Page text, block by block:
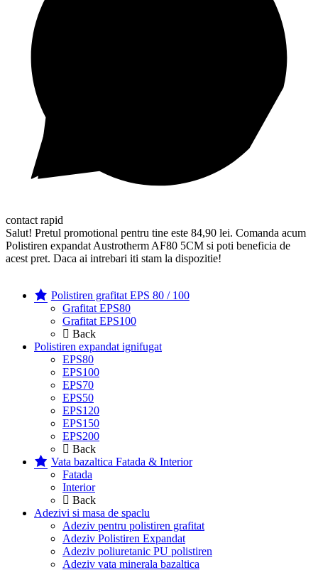
contact rapid
Salut! Pretul promotional pentru tine este 84,90 lei. Comanda acum
Polistiren expandat Austrotherm AF80 5CM si poti beneficia de
acest pret. Daca ai intrebari iti stam la dispozitie!
Polistiren grafitat EPS 80 / 100
Grafitat EPS80
Grafitat EPS100
Back
Polistiren expandat ignifugat
EPS80
EPS100
EPS70
EPS50
EPS120
EPS150
EPS200
Back
Vata bazaltica Fatada & Interior
Fatada
Interior
Back
Adezivi si masa de spaclu
Adeziv pentru polistiren grafitat
Adeziv Polistiren Expandat
Adeziv poliuretanic PU polistiren
Adeziv vata minerala bazaltica